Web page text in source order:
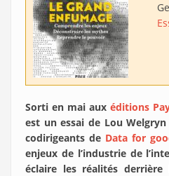
Sorti en mai aux éditions
est un essai de Lou
codirigeants de Data for
enjeux de l’industrie de
éclaire les réalités derrière